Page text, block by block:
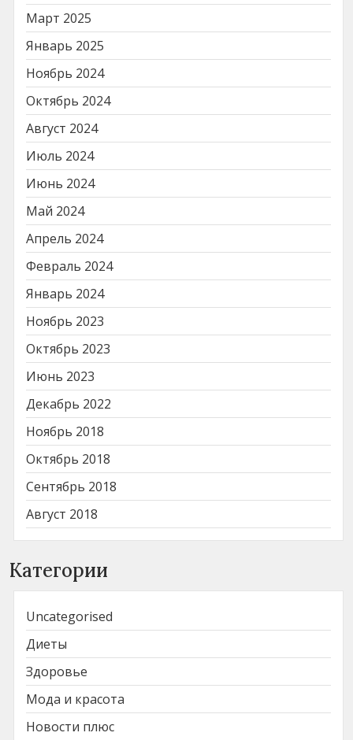
Март 2025
Январь 2025
Ноябрь 2024
Октябрь 2024
Август 2024
Июль 2024
Июнь 2024
Май 2024
Апрель 2024
Февраль 2024
Январь 2024
Ноябрь 2023
Октябрь 2023
Июнь 2023
Декабрь 2022
Ноябрь 2018
Октябрь 2018
Сентябрь 2018
Август 2018
Категории
Uncategorised
Диеты
Здоровье
Мода и красота
Новости плюс